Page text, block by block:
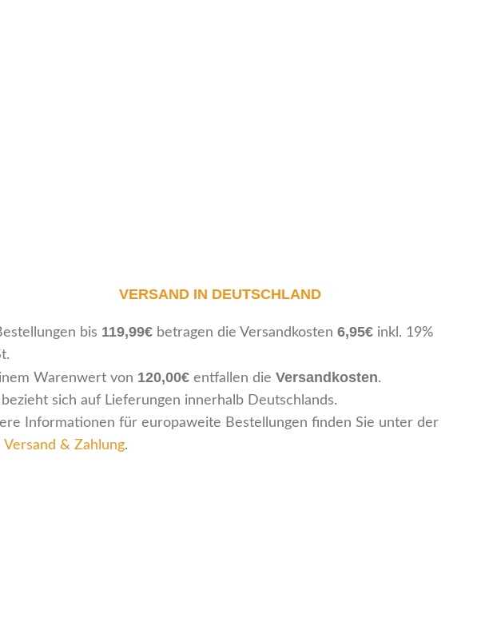
VERSAND IN DEUTSCHLAND
bis 119,99€ betragen die Versandkosten6,95€ inkl. 19%
Warenwert von 120,00€ entfallen dieVersandkosten.
sich auf Lieferungen innerhalb Deutschlands.
Informationen für europaweite Bestellungen finden Sie unter der
Versand & Zahlung.